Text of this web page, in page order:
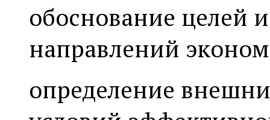
обоснование целей
направлений
определение